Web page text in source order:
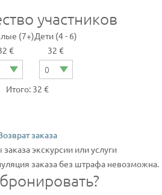
участников
(7+)
€
Дети (4 - 6)
32 €
Итого: 32 €
заказа
экскурсии или услуги
заказа без штрафа невозможна.